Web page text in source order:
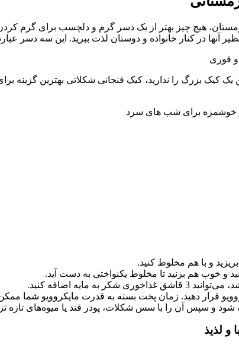
هیچ چیز بهتر از یک دسر گرم و دلچسب برای گرم
آنها در کنار خانواده و دوستان لذت ببرید. این سه دسر
فوری
کیک بزرگ را ندارید، کیک فنجانی شکلاتی بهترین گزینه
و با هم مخلوط کنید.
و خوب هم بزنید تا مخلوط یکنواختی به دست آید.
به مایه اضافه کنید.
و سپس آن را با سس شکلات، پودر قند یا میوه‌های تازه
و لذیذ